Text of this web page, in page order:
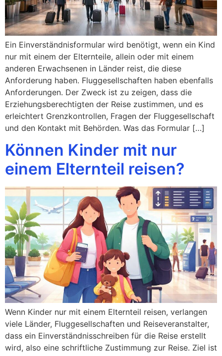
Ein Einverständnisformular wird benötigt, wenn ein Kind
nur mit einem der Elternteile, allein oder mit einem
anderen Erwachsenen in Länder reist, die diese
Anforderung haben. Fluggesellschaften haben ebenfalls
Anforderungen. Der Zweck ist zu zeigen, dass die
Erziehungsberechtigten der Reise zustimmen, und es
erleichtert Grenzkontrollen, Fragen der Fluggesellschaft
und den Kontakt mit Behörden. Was das Formular […]
Können Kinder mit nur
einem Elternteil reisen?
Wenn Kinder nur mit einem Elternteil reisen, verlangen
viele Länder, Fluggesellschaften und Reiseveranstalter,
dass ein Einverständnisschreiben für die Reise erstellt
wird, also eine schriftliche Zustimmung zur Reise. Ziel ist